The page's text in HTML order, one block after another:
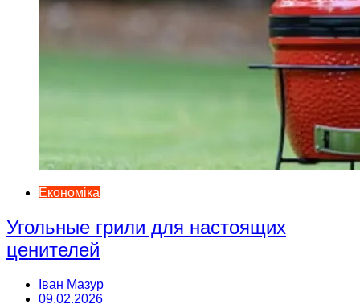
Економіка
Угольные грили для настоящих
ценителей
Іван Мазур
09.02.2026